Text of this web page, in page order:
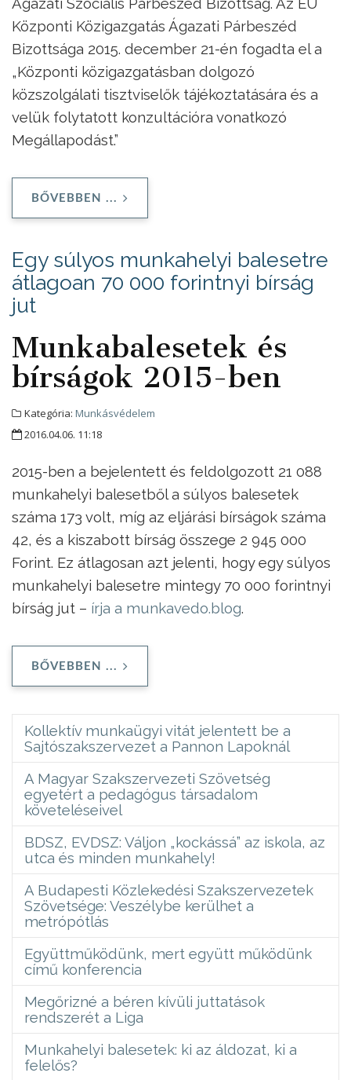
Központi Közigazgatás Ágazati Párbeszéd
Bizottsága 2015. december 21-én fogadta el a
„Központi közigazgatásban dolgozó
közszolgálati tisztviselők tájékoztatására és a
velük folytatott konzultációra vonatkozó
Megállapodást.”
BŐVEBBEN ...
Egy súlyos munkahelyi balesetre
átlagoan 70 000 forintnyi bírság
jut
Munkabalesetek és
bírságok 2015-ben
Kategória: Munkásvédelem
2016.04.06. 11:18
2015-ben a bejelentett és feldolgozott 21 088
munkahelyi balesetből a súlyos balesetek
száma 173 volt, míg az eljárási bírságok száma
42, és a kiszabott bírság összege 2 945 000
Forint. Ez átlagosan azt jelenti, hogy egy súlyos
munkahelyi balesetre mintegy 70 000 forintnyi
bírság jut – írja a munkavedo.blog.
BŐVEBBEN ...
Kollektív munkaügyi vitát jelentett be a
Sajtószakszervezet a Pannon Lapoknál
A Magyar Szakszervezeti Szövetség
egyetért a pedagógus társadalom
követeléseivel
BDSZ, EVDSZ: Váljon „kockássá” az iskola, az
utca és minden munkahely!
A Budapesti Közlekedési Szakszervezetek
Szövetsége: Veszélybe kerülhet a
metrópótlás
Együttműködünk, mert együtt működünk
című konferencia
Megőrizné a béren kívüli juttatások
rendszerét a Liga
Munkahelyi balesetek: ki az áldozat, ki a
felelős?